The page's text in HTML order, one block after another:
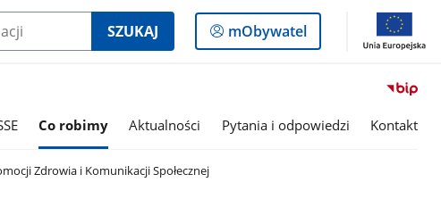
SZUKAJ
Logowanie
do
mObywatel
Co robimy Aktualności Pytania i odpowiedzi Kontakt
Zdrowia i Komunikacji Społecznej